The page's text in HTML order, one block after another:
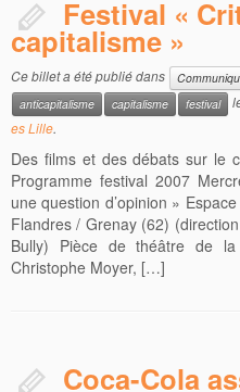
Festival «
capitalisme »
Ce billet a été publié dans
anticapitalisme capitalisme festival
es Lille.
Des films et des débats sur le
Programme festival 2007
une question d’opinion »
Flandres / Grenay (62)
Bully) Pièce de théâtre de la
Christophe Moyer, […]
Coca-Cola